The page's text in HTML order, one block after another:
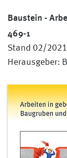
Baustein -
469-1
Stand 02/2021
Herausgeber: